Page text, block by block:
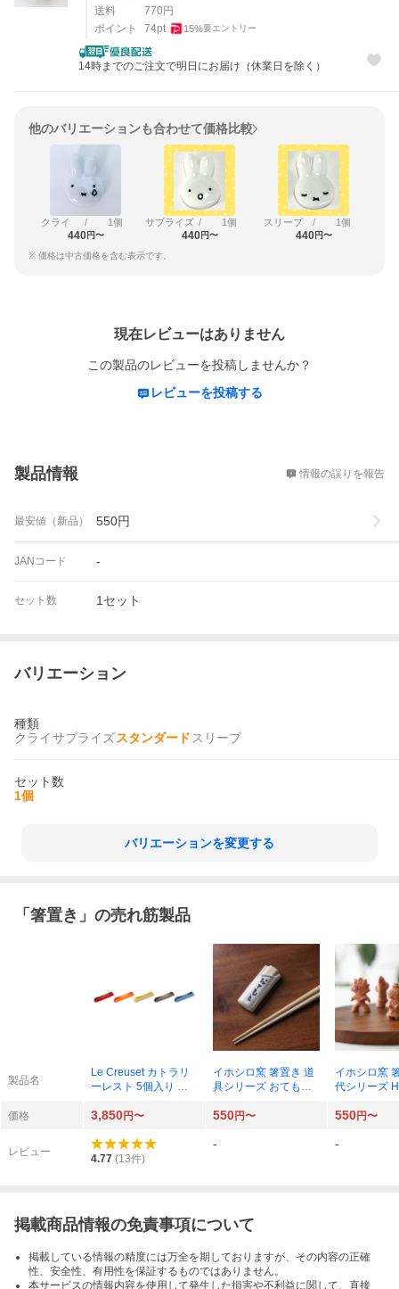
送料
770 円
ポイント
74pt 15%要エントリー
14時までのご注文で明日にお届け（休業日を除く）
他のバリエーションも合わせて価格比較
クライ / 1個
440円〜
サプライズ / 1個
440円〜
スリープ / 1個
440円〜
※ 価格は中古価格を含む表示です。
現在レビューはありません
この製品のレビューを投稿しませんか？
レビューを投稿する
製品情報 情報の誤りを報告
最安値（新品） 550円
JANコード -
セット数 1セット
バリエーション
種類
クライサプライズスタンダード スリープ
セット数
1個
バリエーションを変更する
「 箸置き 」の売れ筋製品
製品名
Le Creuset カトラリ
ーレスト 5個入り レ
イホシロ窯 箸置き 道
具シリーズ おてもと×
イホシロ窯
代シリーズ
価格
3,850円〜 550円〜 550円〜
レビュー
4.77 (13件)
- -
掲載商品情報の免責事項について
掲載している情報の精度には万全を期しておりますが、その内容の正確
性、安全性、有用性を保証するものではありません。
本サービスの情報内容を使用して発生した損害や不利益に関して、直接